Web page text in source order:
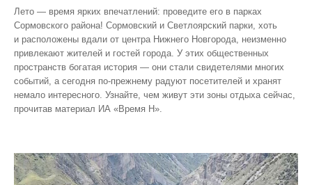
Лето — время ярких впечатлений: проведите его в парках
Сормовского района! Сормовский и Светлоярский парки, хоть
и расположены вдали от центра Нижнего Новгорода, неизменно
привлекают жителей и гостей города. У этих общественных
пространств богатая история — они стали свидетелями многих
событий, а сегодня по‑прежнему радуют посетителей и хранят
немало интересного. Узнайте, чем живут эти зоны отдыха сейчас,
прочитав материал ИА «Время Н».